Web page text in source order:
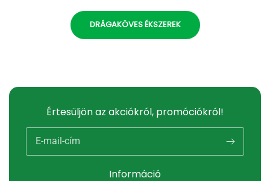
DRÁGAKÖVES ÉKSZEREK
Információ
Értesüljön az akciókról, promóciókról!
E-mail-cím